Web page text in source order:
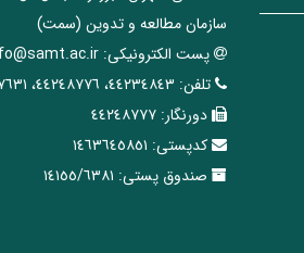
سازمان مطالعه و تدوین‌ (سمت)
پست الکترونیکی:
تلفن: ٤٤٢٣٤٨٤٣، ٤٤٢٤٨٧٧٦، ٤٤٢٤٧٦٣١
دورنگار: ٤٤٢٤٨٧٧٧
کدپستی: ١٤٦٣٦٤٥٨٥١
صندوق پستی: ١٤١٥٥/٦٣٨١